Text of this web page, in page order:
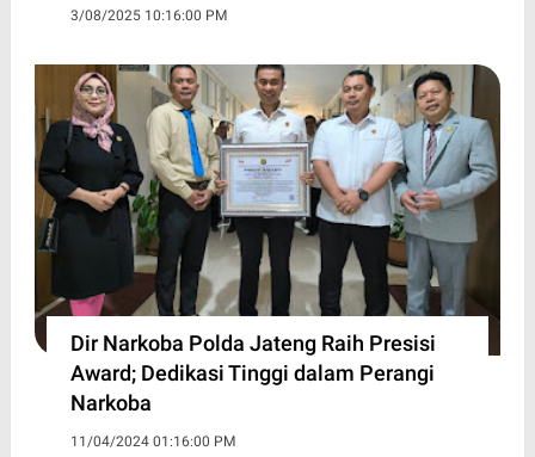
3/08/2025 10:16:00 PM
Dir Narkoba Polda Jateng Raih Presisi
Award; Dedikasi Tinggi dalam Perangi
Narkoba
11/04/2024 01:16:00 PM